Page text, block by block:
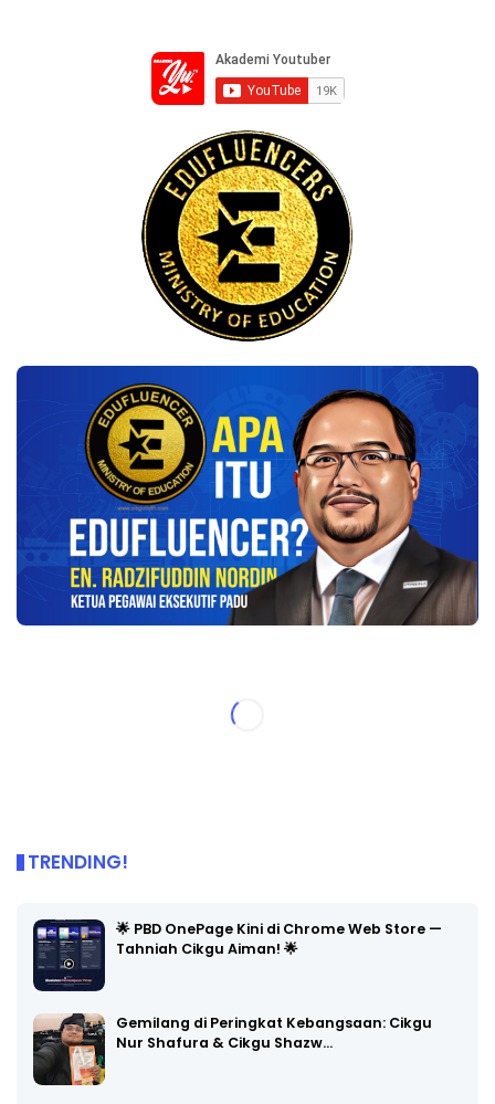
TRENDING!
🌟 PBD OnePage Kini di Chrome Web Store —
Tahniah Cikgu Aiman! 🌟
Gemilang di Peringkat Kebangsaan: Cikgu
Nur Shafura & Cikgu Shazw…